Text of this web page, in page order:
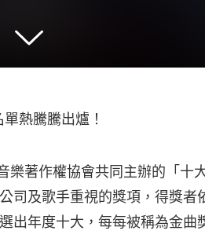
熱騰騰出爐！
樂著作權協會共同主辦的「十
司及歌手重視的獎項，得獎者
出年度十大，每每被稱為金曲